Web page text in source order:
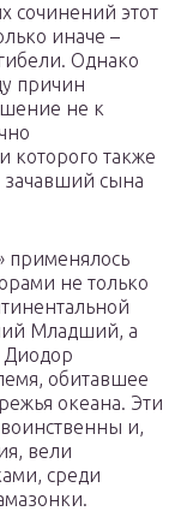
сочинений этот
иначе –
Однако
причин
не к
которого также
сына
применялось
не только
Младший, а
Диодор
обитавшее
океана. Эти
и,
вели
среди